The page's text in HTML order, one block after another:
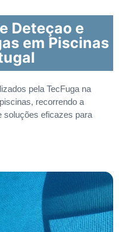
Deteçao e
em Piscinas
pela TecFuga na
recorrendo a
soluções eficazes para